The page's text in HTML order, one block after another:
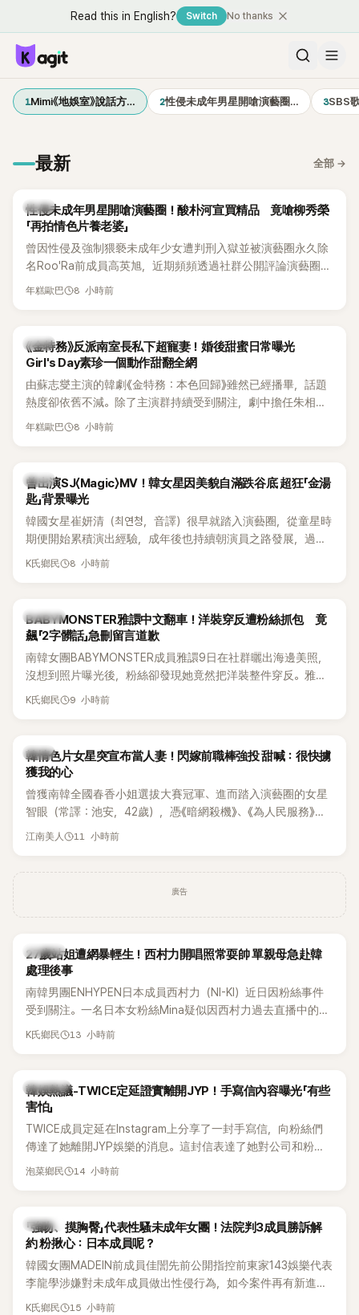
Read this in English? Switch No thanks
1Mimi《地娛室》說話方… 2性侵未成年男星開嗆演藝圈… 3SBS
最新 全部 →
韓星
性侵未成年男星開嗆演藝圈！酸朴河宣買精品 竟嗆柳秀榮
「再拍情色片養老婆」
曾因性侵及強制猥褻未成年少女遭判刑入獄並被演藝圈永久除
名Roo'Ra前成員高英旭，近期頻頻透過社群公開評論演藝圈人
士，接連點名多位藝人引發爭議。這次他將矛頭指向演員柳秀
年糕歐巴 8 小時前
韓星
《金特務》反派南室長私下超寵妻！婚後甜蜜日常曝光
Girl's Day素珍一個動作甜翻全網
由蘇志燮主演的韓劇《金特務：本色回歸》雖然已經播畢，話題
熱度卻依舊不減。除了主演群持續受到關注，劇中擔任朱相昱
「左右手」的冷血反派「南室長」，也憑著狠辣手段與強烈壓迫感成
倆婚後甜蜜日常近日曝光，超閃互動讓觀眾直呼太甜。
年糕歐巴 8 小時前
韓星
曾出演SJ〈Magic〉MV！韓女星因美貌自滿跌谷底 超狂「金湯
匙」背景曝光
韓國女星崔妍清（최연청，音譯）很早就踏入演藝圈，從童星時
期便開始累積演出經驗，成年後也持續朝演員之路發展，過去
更曾出演Super Junior歌曲〈Magic〉MV。近日她登上JTBC綜藝
K氏鄉民 8 小時前
K-POP
BABYMONSTER雅譞中文翻車！洋裝穿反遭粉絲抓包 竟
飆「2字髒話」急刪留言道歉
南韓女團BABYMONSTER成員雅譞9日在社群曬出海邊美照，
沒想到照片曝光後，粉絲卻發現她竟然把洋裝整件穿反。雅譞
看到提醒後，立刻用中文回應，沒想到一句話卻因用詞太過粗
K氏鄉民 9 小時前
韓星
韓情色片女星突宣布當人妻！閃嫁前職棒強投 甜喊：很快擄
獲我的心
曾獲南韓全國春香小姐選拔大賽冠軍、進而踏入演藝圈的女星
智眼（常譯：池安，42歲），憑《暗網殺機》、《為人民服務》等
作品受到關注。近日她突拋喜訊，透過個人社群宣布將與前職
江南美人 11 小時前
廣告
K-POP
27歲站姐遭網暴輕生！西村力開唱照常耍帥 單親母急赴韓
處理後事
南韓男團ENHYPEN日本成員西村力（NI-KI）近日因粉絲事件
受到關注。一名日本女粉絲Mina疑似因西村力過去直播中的言
論遭外界解讀，進而捲入網路爭議，承受大量負面留言。日前
K氏鄉民 13 小時前
熱議討論
韓娛熱議-TWICE定延證實離開JYP！手寫信內容曝光「有些
害怕」
TWICE成員定延在Instagram上分享了一封手寫信，向粉絲們
傳達了她離開JYP娛樂的消息。這封信表達了她對公司和粉絲
的感謝，並展望了未來的發展。
泡菜鄉民 14 小時前
K-POP
「強吻、摸胸臀」代表性騷未成年女團！法院判3成員勝訴解
約 粉揪心：日本成員呢？
韓國女團MADEIN前成員佳誾先前公開指控前東家143娛樂代表
李龍學涉嫌對未成年成員做出性侵行為，如今案件再有新進
展！法院日前判決另外2名MADEIN成員勝訴，認定她們與143
K氏鄉民 15 小時前